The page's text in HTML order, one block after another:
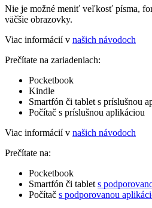
Nie je možné meniť veľkosť písma,
väčšie obrazovky.
Viac informácií v našich návodoch
Prečítate na zariadeniach:
Pocketbook
Kindle
Smartfón či tablet s príslušnou
Počítač s príslušnou aplikáciou
Viac informácií v našich návodoch
Prečítate na:
Pocketbook
Smartfón či tablet s
Počítač s podporovanou